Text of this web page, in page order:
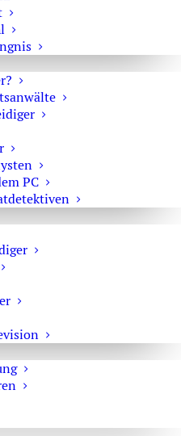
PC
(z. B. bei
oder
43 669
an den
das Sekretariat.
Verschwiegenheit
Erstinformationen
anvertrauen.
10707 Berlin